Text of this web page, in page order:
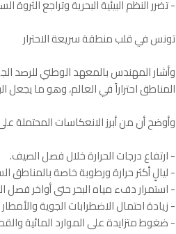
- تضرر النظم البيئية البحرية وتراجع الثروة
تونس في قلب منطقة سريعة الاحترار
وأشار المهندس بالمعهد الوطني للرصد
المناطق احتراراً في العالم، وهو ما يجعل
وأوضح أن من أبرز الانعكاسات المحتملة
- ارتفاع درجات الحرارة خلال فصل الصيف.
- ليالٍ أكثر حرارة ورطوبة خاصة بالمناطق
- استمرار دفء مياه البحر حتى أواخر فصل
- زيادة احتمال الاضطرابات الجوية
- ضغوط متزايدة على الموارد المائية